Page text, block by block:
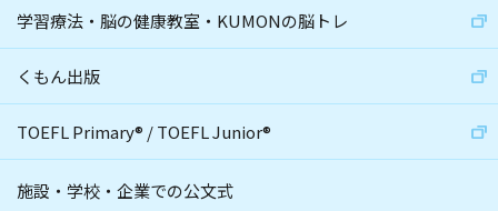
学習療法・脳の健康教室・KUMONの脳トレ
くもん出版
TOEFL Primary® /TOEFL Junior®
施設・学校・企業での公文式